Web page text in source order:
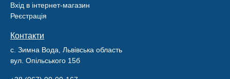
Вхід в інтернет-магазин
Реєстрація
Контакти
с. Зимна Вода, Львівська область
вул. Опільського 15б